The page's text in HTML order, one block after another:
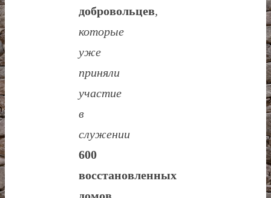
добровольцев,
которые
уже
приняли
участие
в
служении
600
восстановленных